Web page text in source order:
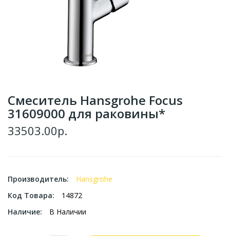
Смеситель Hansgrohe Focus
31609000 для раковины*
33503.00р.
Производитель:
Hansgrohe
Код Товара:
14872
Наличие:
В Наличии